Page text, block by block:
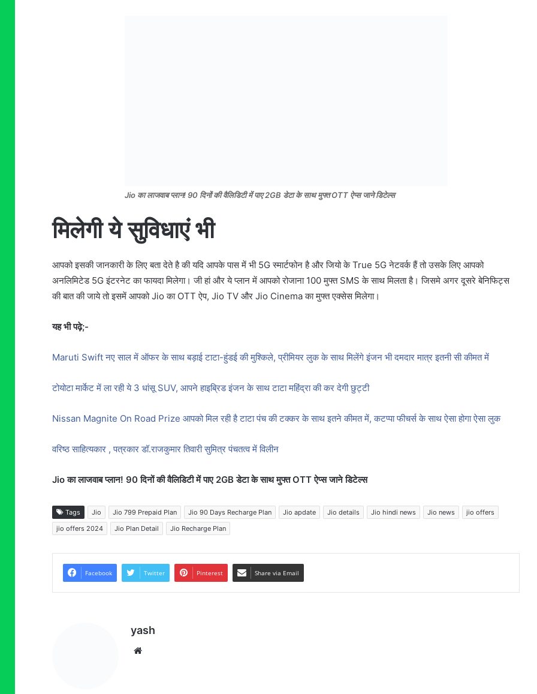
Jio का लाजवाब प्लान! 90 दिनों की वैलिडिटी में पाए 2GB डेटा के साथ मुफ्त OTT ऐप्स जाने डिटेल्स
मिलेगी ये सुविधाएं भी
आपको इसकी जानकारी के लिए बता देते है की यदि आपके पास में भी 5G स्मार्टफोन है और जियो के True 5G नेटवर्क हैं तो उसके लिए आपको
अनलिमिटेड 5G इंटरनेट का फायदा मिलेगा। जी हां और ये प्लान में आपको रोजाना 100 मुफ्त SMS के साथ मिलता है। जिसमे अगर दूसरे बेनिफिट्स
की बात की जाये तो इसमें आपको Jio का OTT ऐप, Jio TV और Jio Cinema का मुफ्त एक्सेस मिलेगा।
यह भी पढ़े;-
Maruti Swift नए साल में ऑफर के साथ बड़ाई टाटा-हुंडई की मुश्किले, प्रीमियर लुक के साथ मिलेंगे इंजन भी दमदार मात्र इतनी सी कीमत में
टोयोटा मार्केट में ला रही ये 3 धांसू SUV, आपने हाइब्रिड इंजन के साथ टाटा महिंद्रा की कर देगी छुट्टी
Nissan Magnite On Road Prize आपको मिल रही है टाटा पंच की टक्कर के साथ इतने कीमत में, कटप्पा फीचर्स के साथ ऐसा होगा ऐसा लुक
वरिष्ठ साहित्यकार , पत्रकार डॉ.राजकुमार तिवारी सुमित्र पंचतत्व में विलीन
Jio का लाजवाब प्लान! 90 दिनों की वैलिडिटी में पाए 2GB डेटा के साथ मुफ्त OTT ऐप्स जाने डिटेल्स
Tags Jio Jio 799 Prepaid Plan Jio 90 Days Recharge Plan Jio apdate Jio details Jio hindi news Jio news
jio offers
jio offers 2024
Jio Plan Detail Jio Recharge Plan
Facebook Twitter Pinterest Share via Email
yash
Website